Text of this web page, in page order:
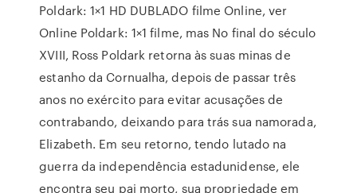
Poldark: 1×1 HD DUBLADO filme Online, ver
Online Poldark: 1×1 filme, mas No final do século
XVIII, Ross Poldark retorna às suas minas de
estanho da Cornualha, depois de passar três
anos no exército para evitar acusações de
contrabando, deixando para trás sua namorada,
Elizabeth. Em seu retorno, tendo lutado na
guerra da independência estadunidense, ele
encontra seu pai morto, sua propriedade em